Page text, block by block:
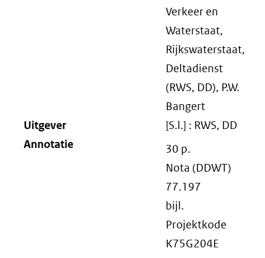
Verkeer en
Waterstaat,
Rijkswaterstaat,
Deltadienst
(RWS, DD), P.W.
Bangert
Uitgever
[S.l.] : RWS, DD
Annotatie
30 p.
Nota (DDWT)
77.197
bijl.
Projektkode
K75G204E